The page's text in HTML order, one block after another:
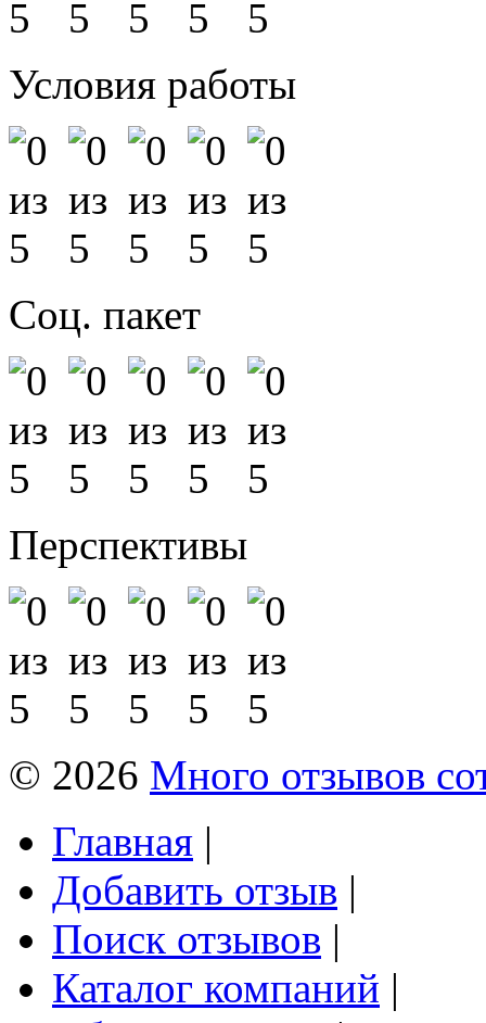
Условия работы
Соц. пакет
Перспективы
© 2026 Много отзывов
Главная |
Добавить отзыв |
Поиск отзывов |
Каталог компаний |